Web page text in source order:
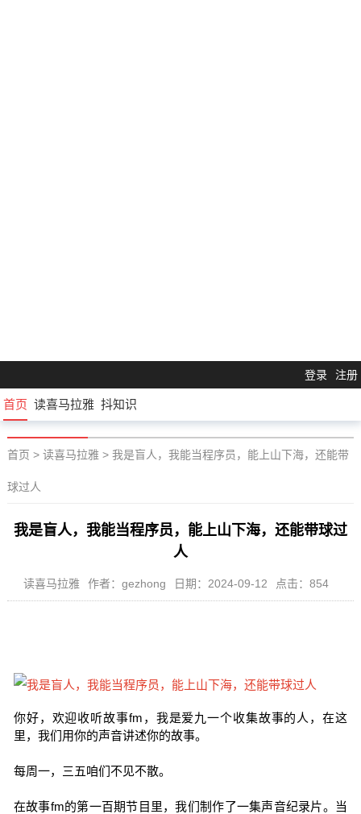
登录 注册
首页 读喜马拉雅 抖知识
首页 > 读喜马拉雅> 我是盲人，我能当程序员，能上山下海，还能带
球过人
我是盲人，我能当程序员，能上山下海，还能带球过
人
读喜马拉雅 作者：gezhong 日期：2024-09-12 点击：854
你好，欢迎收听故事fm，我是爱九一个收集故事的人，在这
里，我们用你的声音讲述你的故事。
每周一，三五咱们不见不散。
在故事fm的第一百期节目里，我们制作了一集声音纪录片。当